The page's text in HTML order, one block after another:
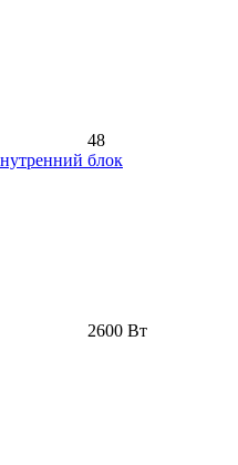
48
блок
2600 Вт